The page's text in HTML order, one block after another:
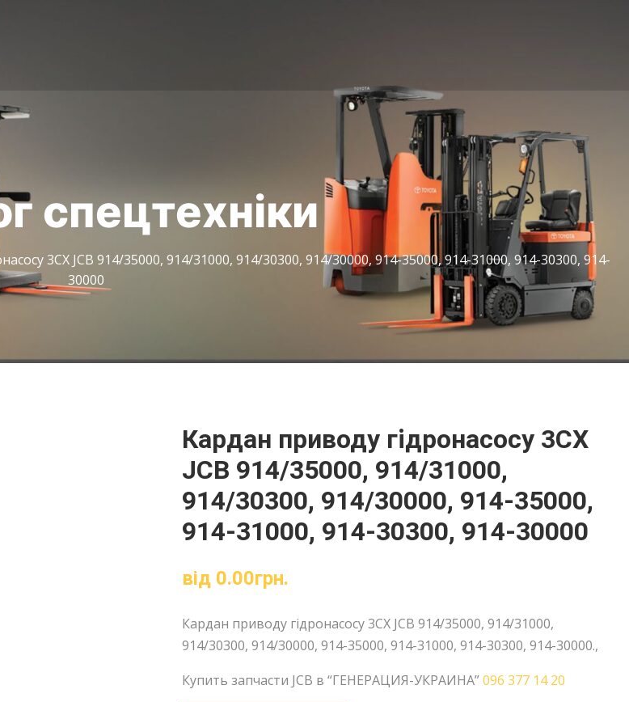
спецтехніки
3CX JCB 914/35000, 914/31000, 914/30300, 914/30000, 914-35000, 914-31000, 914-30300, 914-
30000
Кардан приводу гідронасосу 3CX
JCB 914/35000, 914/31000,
914/30300, 914/30000, 914-35000,
914-31000, 914-30300, 914-30000
від 0.00грн.
Кардан приводу гідронасосу 3CX JCB 914/35000, 914/31000,
914/30300, 914/30000, 914-35000, 914-31000, 914-30300, 914-30000.,
Купить запчасти JCB в “ГЕНЕРАЦИЯ-УКРАИНА”096 377 14 20